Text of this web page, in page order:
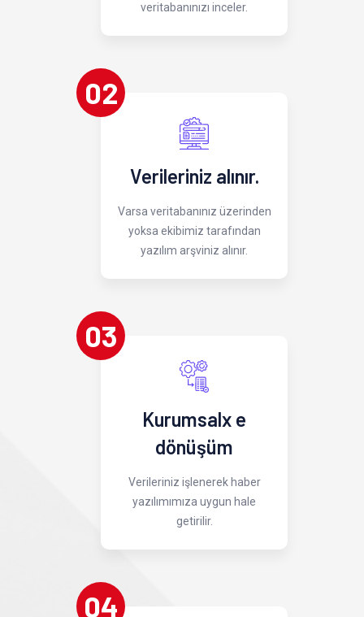
veritabanınızı inceler.
02
Verileriniz alınır.
Varsa veritabanınız üzerinden
yoksa ekibimiz tarafından
yazılım arşviniz alınır.
03
Kurumsalx e
dönüşüm
Verileriniz işlenerek haber
yazılımımıza uygun hale
getirilir.
04